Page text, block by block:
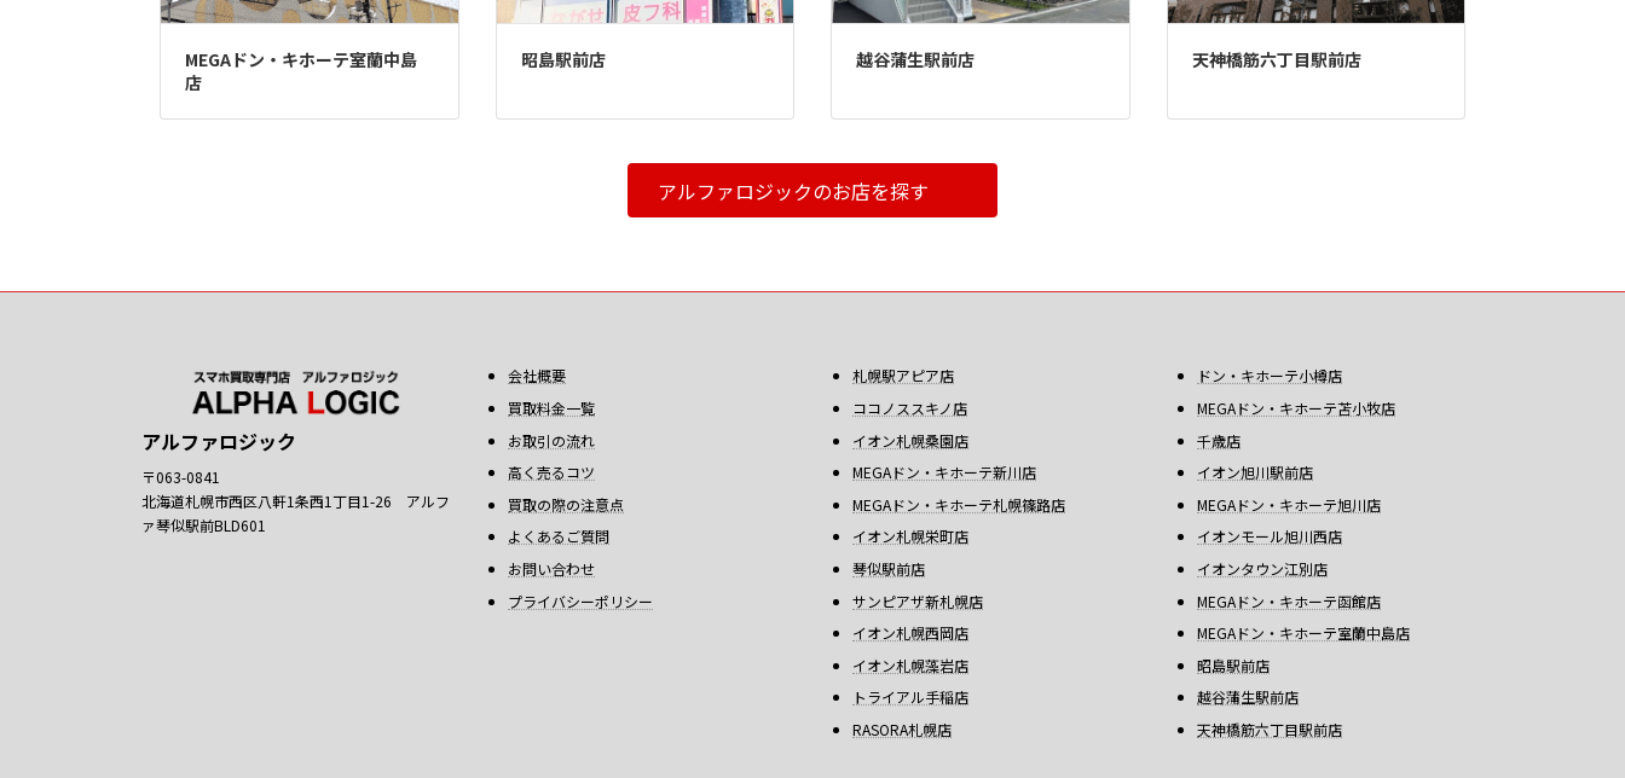
MEGAドン・キホーテ室蘭中島
店
昭島駅前店 越谷蒲生駅前店 天神橋筋六丁目駅前店
アルファロジックのお店を探す
アルファロジック
〒063-0841
北海道札幌市西区八軒1条西1丁目1-26 アルフ
ァ琴似駅前BLD601
会社概要
買取料金一覧
お取引の流れ
高く売るコツ
買取の際の注意点
よくあるご質問
お問い合わせ
プライバシーポリシー
札幌駅アピア店
ココノススキノ店
イオン札幌桑園店
MEGAドン・キホーテ新川店
MEGAドン・キホーテ札幌篠路店
イオン札幌栄町店
琴似駅前店
サンピアザ新札幌店
イオン札幌西岡店
イオン札幌藻岩店
トライアル手稲店
RASORA札幌店
ドン・キホーテ小樽店
MEGAドン・キホーテ苫小牧店
千歳店
イオン旭川駅前店
MEGAドン・キホーテ旭川店
イオンモール旭川西店
イオンタウン江別店
MEGAドン・キホーテ函館店
MEGAドン・キホーテ室蘭中島店
昭島駅前店
越谷蒲生駅前店
天神橋筋六丁目駅前店